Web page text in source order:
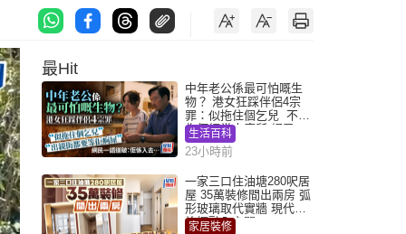
最Hit
中年老公係最可怕嘅生
物？ 港女狂踩伴侶4宗
罪：似拖住個乞兒 不解
為何經常去廁所 網民一
語道破
生活百科
23小時前
一家三口住油塘280呎居
屋 35萬裝修間出兩房 弧
形玻璃取代實牆 現代神
枱櫃融入玄關
家居裝修